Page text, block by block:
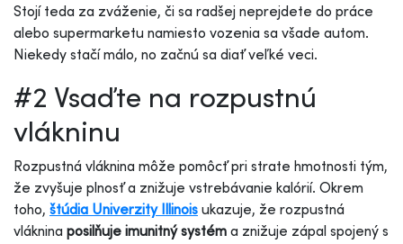
Stojí teda za zváženie, či sa radšej neprejdete do práce
alebo supermarketu namiesto vozenia sa všade autom.
Niekedy stačí málo, no začnú sa diať veľké veci.
#2 Vsaďte na rozpustnú
vlákninu
Rozpustná vláknina môže pomôcť pri strate hmotnosti tým,
že zvyšuje plnosť a znižuje vstrebávanie kalórií. Okrem
toho, štúdia Univerzity Illinois ukazuje, že rozpustná
vláknina posilňuje imunitný systém a znižuje zápal spojený s